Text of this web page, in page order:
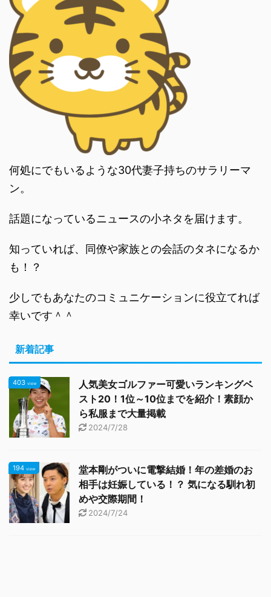
何処にでもいるような30代妻子持ちのサラリーマ
ン。
話題になっているニュースの小ネタを届けます。
知っていれば、同僚や家族との会話のタネになるか
も！？
少しでもあなたのコミュニケーションに役立てれば
幸いです＾＾
新着記事
403 view
人気美女ゴルファー可愛いランキングベ
スト20！1位～10位までを紹介！素顔か
ら私服まで大量掲載
2024/7/28
194 view
堂本剛がついに電撃結婚！年の差婚のお
相手は妊娠している！？ 気になる馴れ初
めや交際期間！
2024/7/24